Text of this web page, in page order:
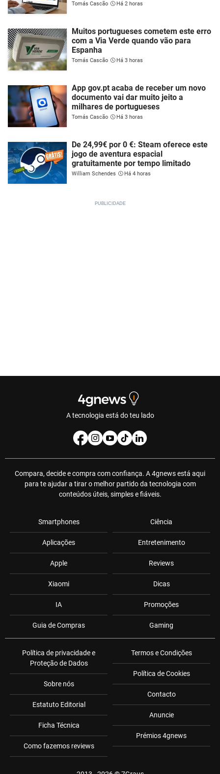
Tomás Cascão Há 2 horas
Muitos portugueses cometem este erro
com a Via Verde quando vão para
Espanha
Tomás Cascão Há 3 horas
App gov.pt acaba de receber um novo
documento vai dar muito jeito a
milhares de portugueses
Tomás Cascão Há 3 horas
De 24,99€ por 0 €: Steam oferece este
jogo de aventura espacial
gratuitamente por tempo limitado
William Schendes Há 4 horas
A tecnologia está do teu lado
Compara, decide e compra com confiança. A 4gnews está aqui
para te ajudar a tirar o melhor partido da tecnologia com
conteúdos úteis, simples e fiáveis.
Smartphones
Aplicações
Apple
Xiaomi
IA
Guia de Compras
Ciência
Entretenimento
Reviews
Dicas
Promoções
Gaming
Política de privacidade e
Proteção de Dados
Sobre nós
Estatuto Editorial
Ficha Técnica
Como fazemos reviews
Termos e Condições
Política de Cookies
Contacto
Anuncie
Prémios 4gnews